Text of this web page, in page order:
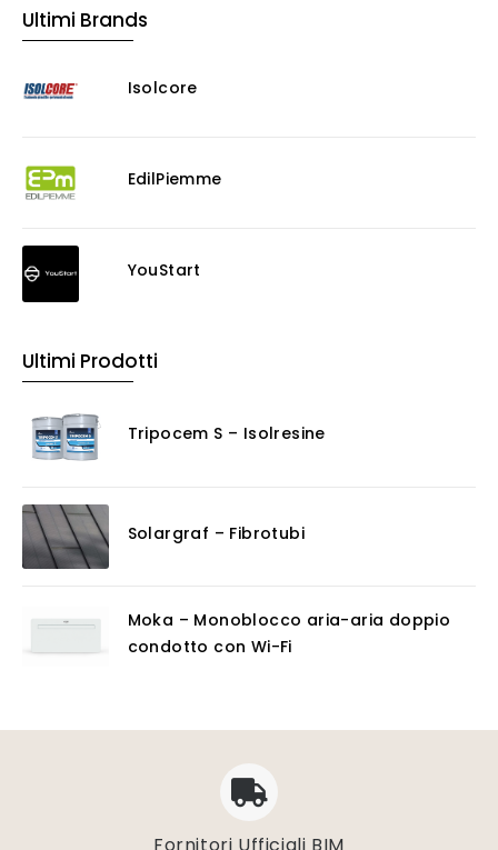
Ultimi Brands
Isolcore
EdilPiemme
YouStart
Ultimi Prodotti
Tripocem S – Isolresine
Solargraf – Fibrotubi
Moka – Monoblocco aria-aria doppio
condotto con Wi-Fi